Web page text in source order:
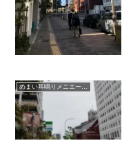
めまい耳鳴りメニエール突発性難聴